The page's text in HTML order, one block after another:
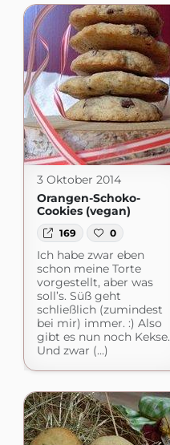
3 Oktober 2014
Orangen-Schoko-
Cookies (vegan)
169 0
Ich habe zwar eben
schon meine Torte
vorgestellt, aber was
soll’s. Süß geht
schließlich (zumindest
bei mir) immer. :) Also
gibt es nun noch Kekse.
Und zwar (...)